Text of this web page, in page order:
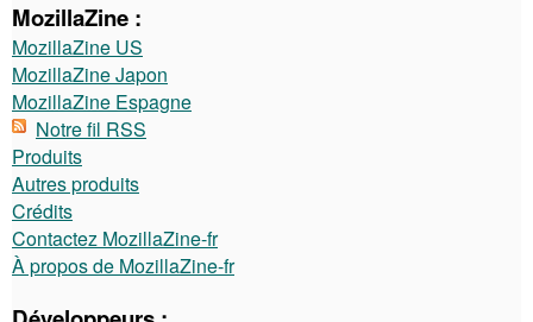
MozillaZine :
MozillaZine US
MozillaZine Japon
MozillaZine Espagne
Notre fil RSS
Produits
Autres produits
Crédits
Contactez MozillaZine-fr
À propos de MozillaZine-fr